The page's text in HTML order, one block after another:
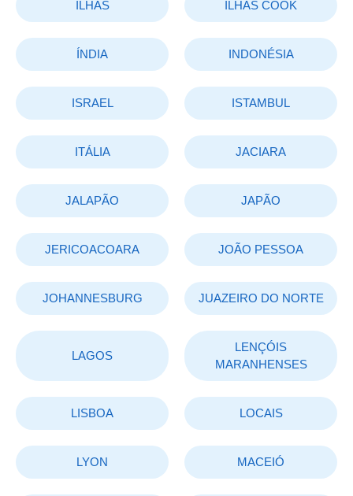
ILHAS ILHAS COOK
ÍNDIA INDONÉSIA
ISRAEL ISTAMBUL
ITÁLIA JACIARA
JALAPÃO JAPÃO
JERICOACOARA JOÃO PESSOA
JOHANNESBURG JUAZEIRO DO NORTE
LAGOS
LENÇÓIS
MARANHENSES
LISBOA LOCAIS
LYON MACEIÓ